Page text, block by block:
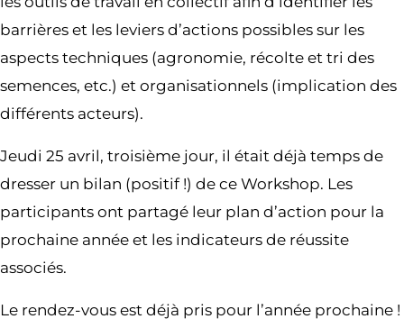
barrières et les leviers d’actions possibles sur les
aspects techniques (agronomie, récolte et tri des
semences, etc.) et organisationnels (implication des
différents acteurs).
Jeudi 25 avril, troisième jour, il était déjà temps de
dresser un bilan (positif !) de ce Workshop. Les
participants ont partagé leur plan d’action pour la
prochaine année et les indicateurs de réussite
associés.
Le rendez-vous est déjà pris pour l’année prochaine !